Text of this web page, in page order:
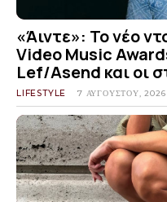
«Άιντε»: Το νέο
Video Music
Lef/Asend και οι
LIFESTYLE 7 ΑΥΓΟΎΣΤΟΥ, 2026